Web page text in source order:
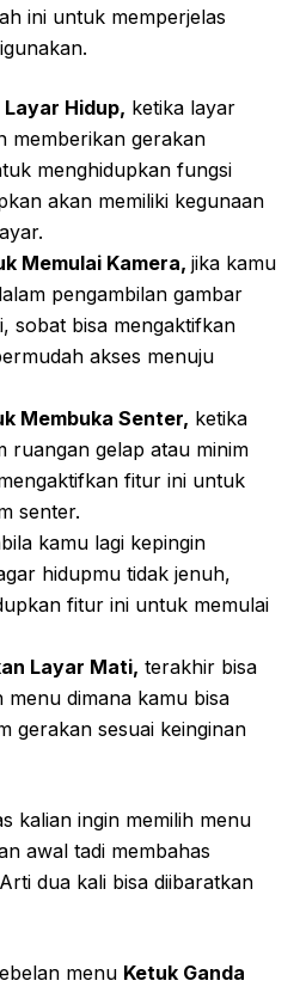
ini untuk memperjelas
Hidup, ketika layar
memberikan gerakan
menghidupkan fungsi
akan memiliki kegunaan
Memulai Kamera, jika kamu
pengambilan gambar
sobat bisa mengaktifkan
akses menuju
Membuka Senter, ketika
ruangan gelap atau minim
fitur ini untuk
senter.
kamu lagi kepingin
hidupmu tidak jenuh,
fitur ini untuk memulai
Layar Mati, terakhir bisa
menu dimana kamu bisa
gerakan sesuai keinginan
kalian ingin memilih menu
awal tadi membahas
dua kali bisa diibaratkan
menu Ketuk Ganda